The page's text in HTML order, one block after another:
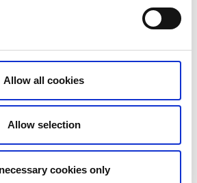
Allow all cookies
Allow selection
cookies only
och skräddarsydda mötet
erbjuder ett varierat utbud av